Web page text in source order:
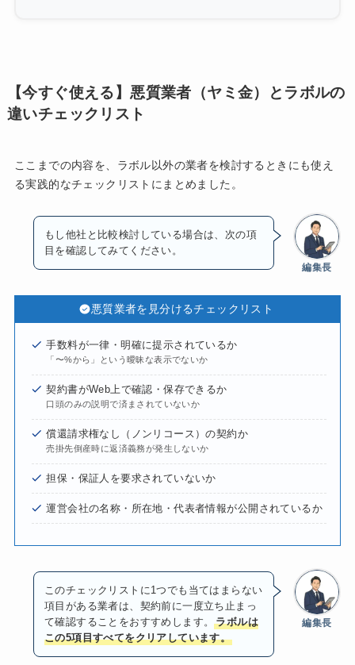
【今すぐ使える】悪質業者（ヤミ金）とラボルの
違いチェックリスト
ここまでの内容を、ラボル以外の業者を検討するときにも使え
る実践的なチェックリストにまとめました。
編集長
もし他社と比較検討している場合は、次の項
目を確認してみてください。
悪質業者を見分けるチェックリスト
手数料が一律・明確に提示されているか
「〜%から」という曖昧な表示でないか
契約書がWeb上で確認・保存できるか
口頭のみの説明で済まされていないか
償還請求権なし（ノンリコース）の契約か
売掛先倒産時に返済義務が発生しないか
担保・保証人を要求されていないか
運営会社の名称・所在地・代表者情報が公開されているか
編集長
このチェックリストに1つでも当てはまらない
項目がある業者は、契約前に一度立ち止まっ
て確認することをおすすめします。ラボルは
この5項目すべてをクリアしています。